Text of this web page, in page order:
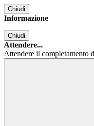
Chiudi
Informazione
Chiudi
Attendere...
Attendere il completamento